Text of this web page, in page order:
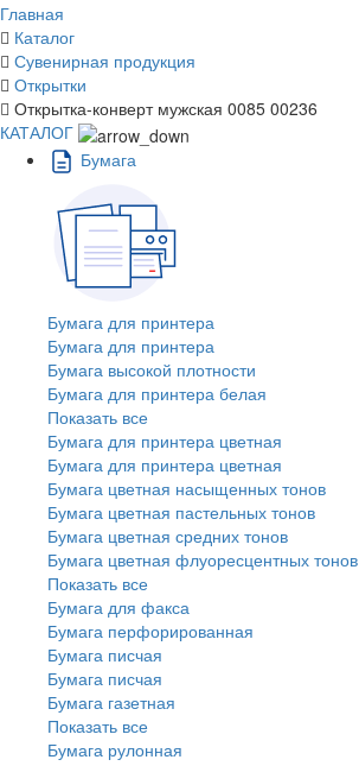
Главная
Каталог
Сувенирная продукция
Открытки
Открытка-конверт мужская 0085 00236
КАТАЛОГ
Бумага
Бумага для принтера
Бумага для принтера
Бумага высокой плотности
Бумага для принтера белая
Показать все
Бумага для принтера цветная
Бумага для принтера цветная
Бумага цветная насыщенных тонов
Бумага цветная пастельных тонов
Бумага цветная средних тонов
Бумага цветная флуоресцентных тонов
Показать все
Бумага для факса
Бумага перфорированная
Бумага писчая
Бумага писчая
Бумага газетная
Показать все
Бумага рулонная